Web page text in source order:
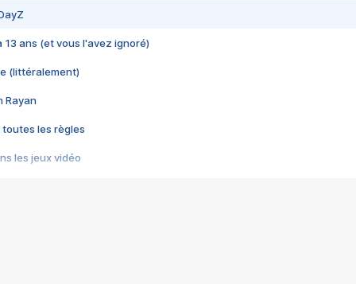
13 ans (et vous l'avez ignoré)
(littéralement)
Rayan
toutes les règles
les jeux vidéo